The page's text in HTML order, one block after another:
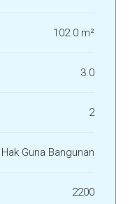
102.0 m²
3.0
2
Hak Guna Bangunan
2200